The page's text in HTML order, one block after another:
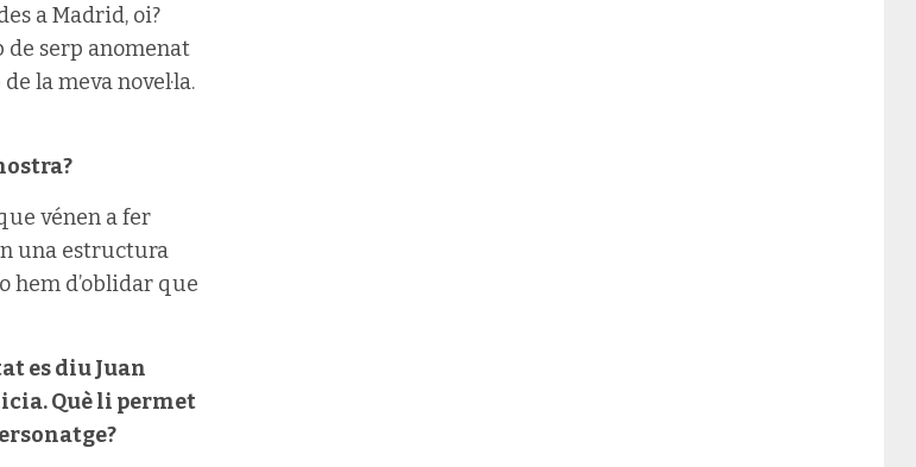
a Madrid, oi?
de serp anomenat
la meva novel·la.
vénen a fer
una estructura
hem d’oblidar que
es diu Juan
Què li permet